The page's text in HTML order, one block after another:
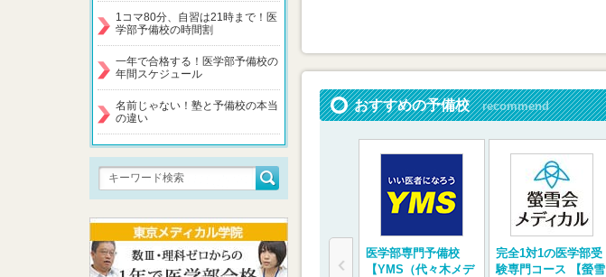
おすすめの予備校 recommend
医学部専門予備校
【YMS（代々木メデ
完全1対1の医学部受
験専門コース 【螢雪
1コマ80分、自習は21時まで！医
学部予備校の時間割
一年で合格する！医学部予備校の
年間スケジュール
名前じゃない！塾と予備校の本当
の違い